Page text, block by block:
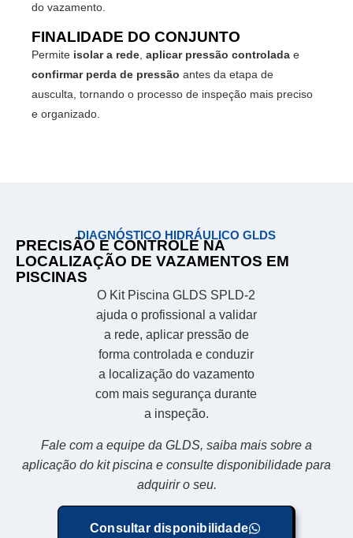
do vazamento.
FINALIDADE DO CONJUNTO
Permite isolar a rede aplicar pressão controlada e
confirmar perda de pressão antes da etapa de
ausculta, tornando o processo de inspeção mais preciso
e organizado.
DIAGNÓSTICO HIDRÁULICO GLDS
PRECISÃO E CONTROLE NA
LOCALIZAÇÃO DE VAZAMENTOS EM
PISCINAS
O Kit Piscina GLDS SPLD-2
ajuda o profissional a validar
a rede, aplicar pressão de
forma controlada e conduzir
a localização do vazamento
com mais segurança durante
a inspeção.
Fale com a equipe da GLDS, saiba mais sobre a
aplicação do kit piscina e consulte disponibilidade para
adquirir o seu.
Consultar disponibilidade